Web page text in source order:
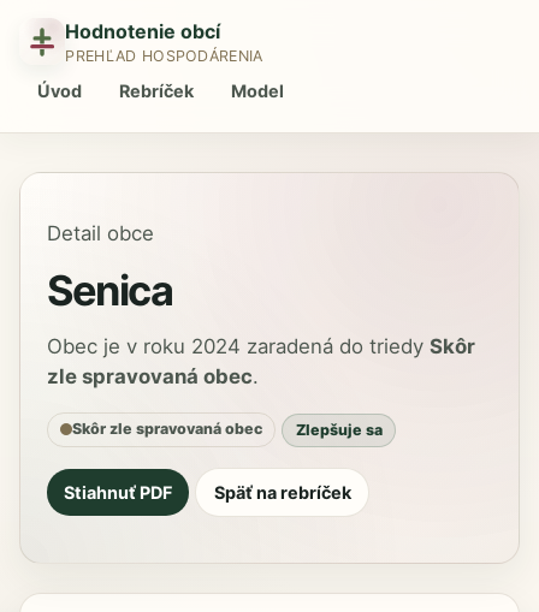
Hodnotenie obcí
PREHĽAD HOSPODÁRENIA
Úvod Rebríček Model
Detail obce
Senica
Obec je v roku 2024 zaradená do triedy Skôr
zle spravovaná obec.
Skôr zle spravovaná obec Zlepšuje sa
Stiahnuť PDF Späť na rebríček